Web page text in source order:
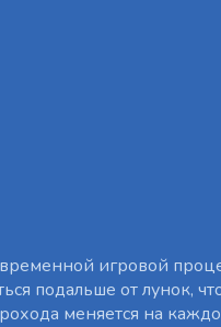
игровой
подальше от лунок,
меняется на